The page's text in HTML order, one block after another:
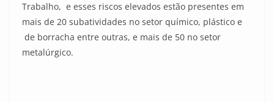
Trabalho, e esses riscos elevados estão presentes em
mais de 20 subatividades no setor químico, plástico e
de borracha entre outras, e mais de 50 no setor
metalúrgico.